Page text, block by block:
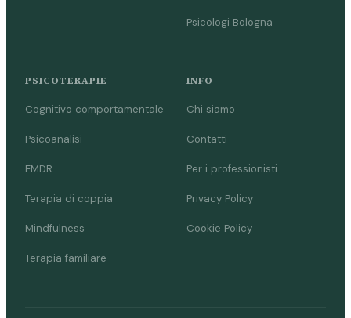
Psicologi Bologna
PSICOTERAPIE
Cognitivo comportamentale
Psicoanalisi
EMDR
Terapia di coppia
Mindfulness
Terapia familiare
INFO
Chi siamo
Contatti
Per i professionisti
Privacy Policy
Cookie Policy